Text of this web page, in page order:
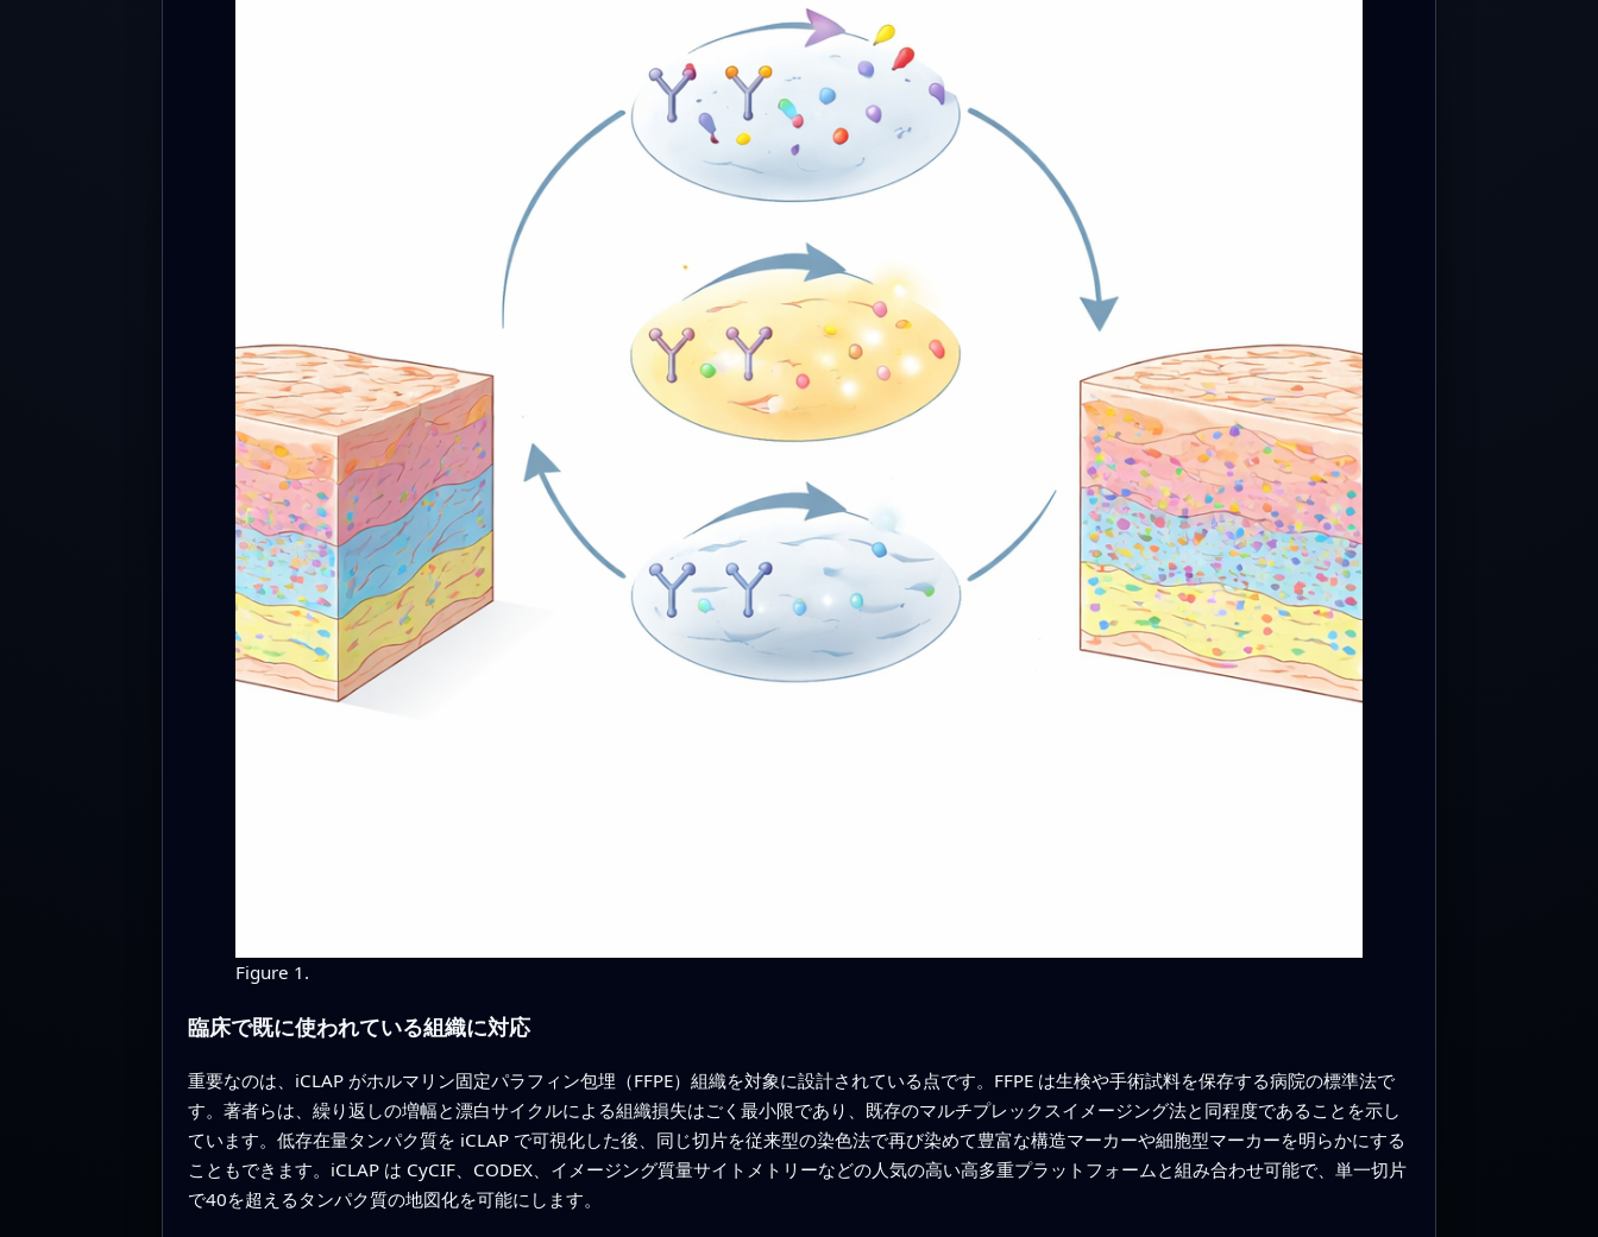
Figure 1.
臨床で既に使われている組織に対応
重要なのは、iCLAP がホルマリン固定パラフィン包埋（FFPE）組織を対象に設計されている点です。FFPE は生検や手術試料を保存する病院の標準法で
す。著者らは、繰り返しの増幅と漂白サイクルによる組織損失はごく最小限であり、既存のマルチプレックスイメージング法と同程度であることを示し
ています。低存在量タンパク質を iCLAP で可視化した後、同じ切片を従来型の染色法で再び染めて豊富な構造マーカーや細胞型マーカーを明らかにする
こともできます。iCLAP は CyCIF、CODEX、イメージング質量サイトメトリーなどの人気の高い高多重プラットフォームと組み合わせ可能で、単一切片
で40を超えるタンパク質の地図化を可能にします。